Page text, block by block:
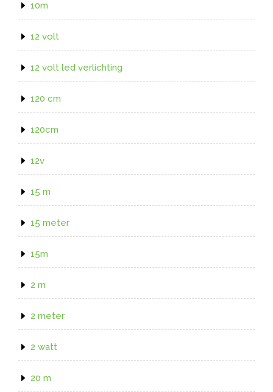
10m
12 volt
12 volt led verlichting
120 cm
120cm
12v
15 m
15 meter
15m
2 m
2 meter
2 watt
20 m